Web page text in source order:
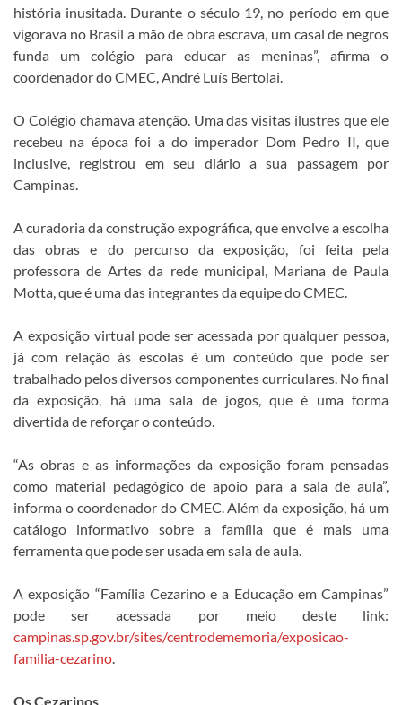
história inusitada. Durante o século 19, no período em que
vigorava no Brasil a mão de obra escrava, um casal de negros
funda um colégio para educar as meninas”, afirma o
coordenador do CMEC, André Luís Bertolai.
O Colégio chamava atenção. Uma das visitas ilustres que ele
recebeu na época foi a do imperador Dom Pedro II, que
inclusive, registrou em seu diário a sua passagem por
Campinas.
A curadoria da construção expográfica, que envolve a escolha
das obras e do percurso da exposição, foi feita pela
professora de Artes da rede municipal, Mariana de Paula
Motta, que é uma das integrantes da equipe do CMEC.
A exposição virtual pode ser acessada por qualquer pessoa,
já com relação às escolas é um conteúdo que pode ser
trabalhado pelos diversos componentes curriculares. No final
da exposição, há uma sala de jogos, que é uma forma
divertida de reforçar o conteúdo.
“As obras e as informações da exposição foram pensadas
como material pedagógico de apoio para a sala de aula”,
informa o coordenador do CMEC. Além da exposição, há um
catálogo informativo sobre a família que é mais uma
ferramenta que pode ser usada em sala de aula.
A exposição “Família Cezarino e a Educação em Campinas”
pode ser acessada por meio deste link:
campinas.sp.gov.br/sites/centrodememoria/exposicao-
familia-cezarino.
Os Cezarinos